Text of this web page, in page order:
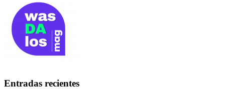
Entradas recientes